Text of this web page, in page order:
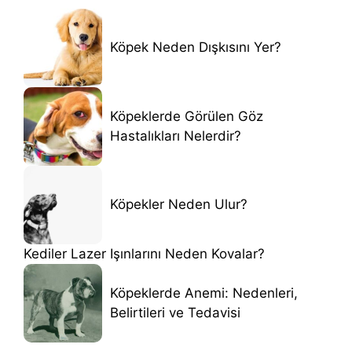
Köpek Neden Dışkısını Yer?
Köpeklerde Görülen Göz
Hastalıkları Nelerdir?
Köpekler Neden Ulur?
Kediler Lazer Işınlarını Neden Kovalar?
Köpeklerde Anemi: Nedenleri,
Belirtileri ve Tedavisi